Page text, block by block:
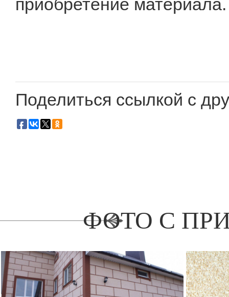
приобретение материала.
Поделиться ссылкой с
ФОТО С